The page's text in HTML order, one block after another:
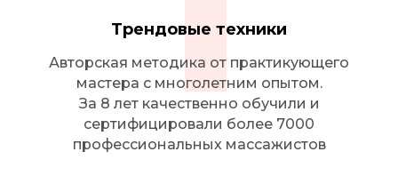
Трендовые техники
Авторская методика от практикующего
мастера с многолетним опытом.
За 8 лет качественно обучили и
сертифицировали более 7000
профессиональных массажистов